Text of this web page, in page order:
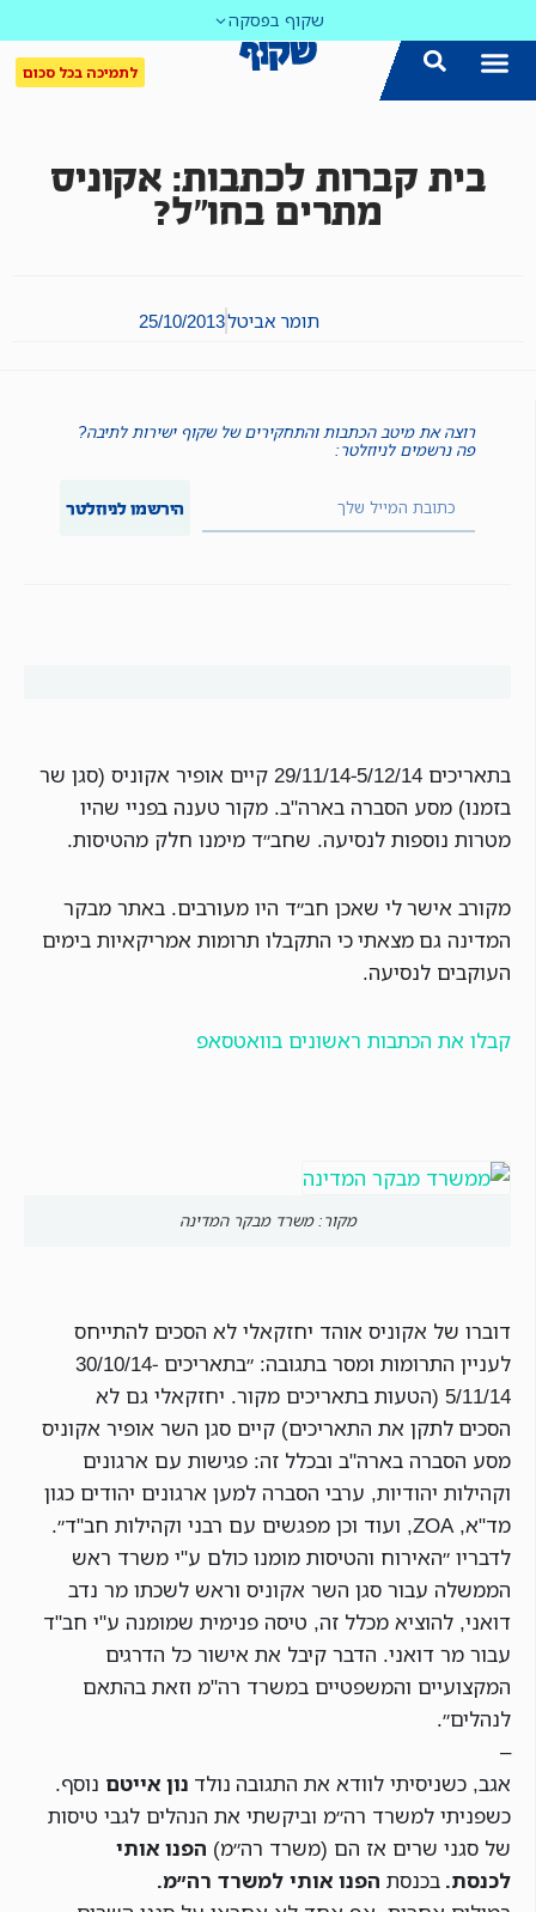
שקוף בפסקה
לתמיכה בכל סכום
בית קברות לכתבות: אקוניס
מתרים בחו״ל?
תומר אביטל25/10/2013
רוצה את מיטב הכתבות והתחקירים של שקוף ישירות לתיבה?
פה נרשמים לניוזלטר:
הירשמו לניוזלטר
בתאריכים 29/11/14-5/12/14 קיים אופיר אקוניס (סגן שר
בזמנו) מסע הסברה בארה"ב. מקור טענה בפניי שהיו
מטרות נוספות לנסיעה. שחב״ד מימנו חלק מהטיסות.
מקורב אישר לי שאכן חב״ד היו מעורבים. באתר מבקר
המדינה גם מצאתי כי התקבלו תרומות אמריקאיות בימים
העוקבים לנסיעה.
קבלו את הכתבות ראשונים בוואטסאפ
מקור: משרד מבקר המדינה
דוברו של אקוניס אוהד יחזקאלי לא הסכים להתייחס
לעניין התרומות ומסר בתגובה: ״בתאריכים 30/10/14-
5/11/14 (הטעות בתאריכים מקור. יחזקאלי גם לא
הסכים לתקן את התאריכים) קיים סגן השר אופיר אקוניס
מסע הסברה בארה"ב ובכלל זה: פגישות עם ארגונים
וקהילות יהודיות, ערבי הסברה למען ארגונים יהודים כגון
מד"א, ZOA, ועוד וכן מפגשים עם רבני וקהילות חב"ד״.
לדבריו ״האירוח והטיסות מומנו כולם ע"י משרד ראש
הממשלה עבור סגן השר אקוניס וראש לשכתו מר נדב
דואני, להוציא מכלל זה, טיסה פנימית שמומנה ע"י חב"ד
עבור מר דואני. הדבר קיבל את אישור כל הדרגים
המקצועיים והמשפטיים במשרד רה"מ וזאת בהתאם
לנהלים״.
–
אגב, כשניסיתי לוודא את התגובה נולד נון אייטם נוסף.
כשפניתי למשרד רה״מ וביקשתי את הנהלים לגבי טיסות
של סגני שרים אז הם (משרד רה״מ) הפנו אותי
לכנסת. בכנסת הפנו אותי למשרד רה״מ.